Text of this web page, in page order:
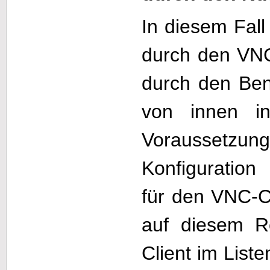
In diesem
durch den
durch den
von innen
für den VNC-
auf diesem
Client im